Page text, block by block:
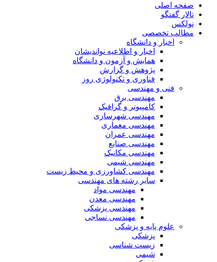
صفحه اصلی
تالار گفتگو
نولکس
مطالب تخصصی
اخبار و دانشگاه
اخبار و اطلاعیه نواندیشان
همایش و آزمون و دانشگاه
پژوهش و گزارش
فناوری و تکنولوژی روز
فنی و مهندسی
مهندسی برق
کامپیوتر و گرافیک
مهندسی شهرسازی
مهندسی معماری
مهندسی عمران
مهندسی صنایع
مهندسی مکانیک
مهندسی شیمی
مهندسی کشاورزی و محیط زیست
سایر رشته های مهندسی
مهندسی مواد
مهندسی معدن
مهندسی پزشکی
مهندسی نساجی
علوم پایه و پزشکی
پزشکی
زیست شناسی
شیمی